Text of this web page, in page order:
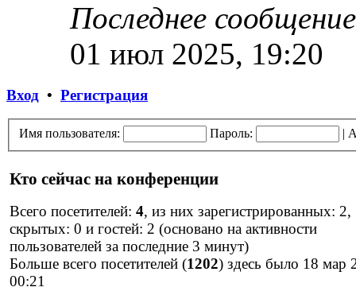
Последнее сообщение
01 июл 2025, 19:20
Вход • Регистрация
Имя пользователя: Пароль: |
Кто сейчас на конференции
Всего посетителей: 4, из них зарегистрированных: 2,
скрытых: 0 и гостей: 2 (основано на активности
пользователей за последние 3 минут)
Больше всего посетителей (1202) здесь было 18 мар
00:21